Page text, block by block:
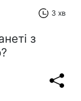
3 хв
з